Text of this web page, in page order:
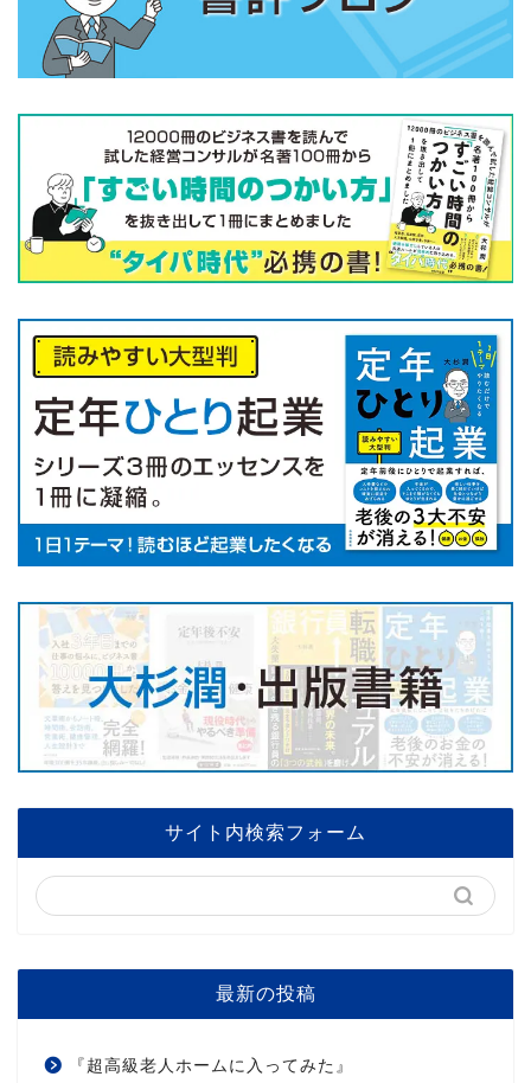
サイト内検索フォーム
最新の投稿
『超高級老人ホームに入ってみた』